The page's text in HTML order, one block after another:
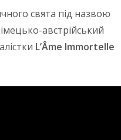
свята під назвою
австрійський
L’Âme Immortelle